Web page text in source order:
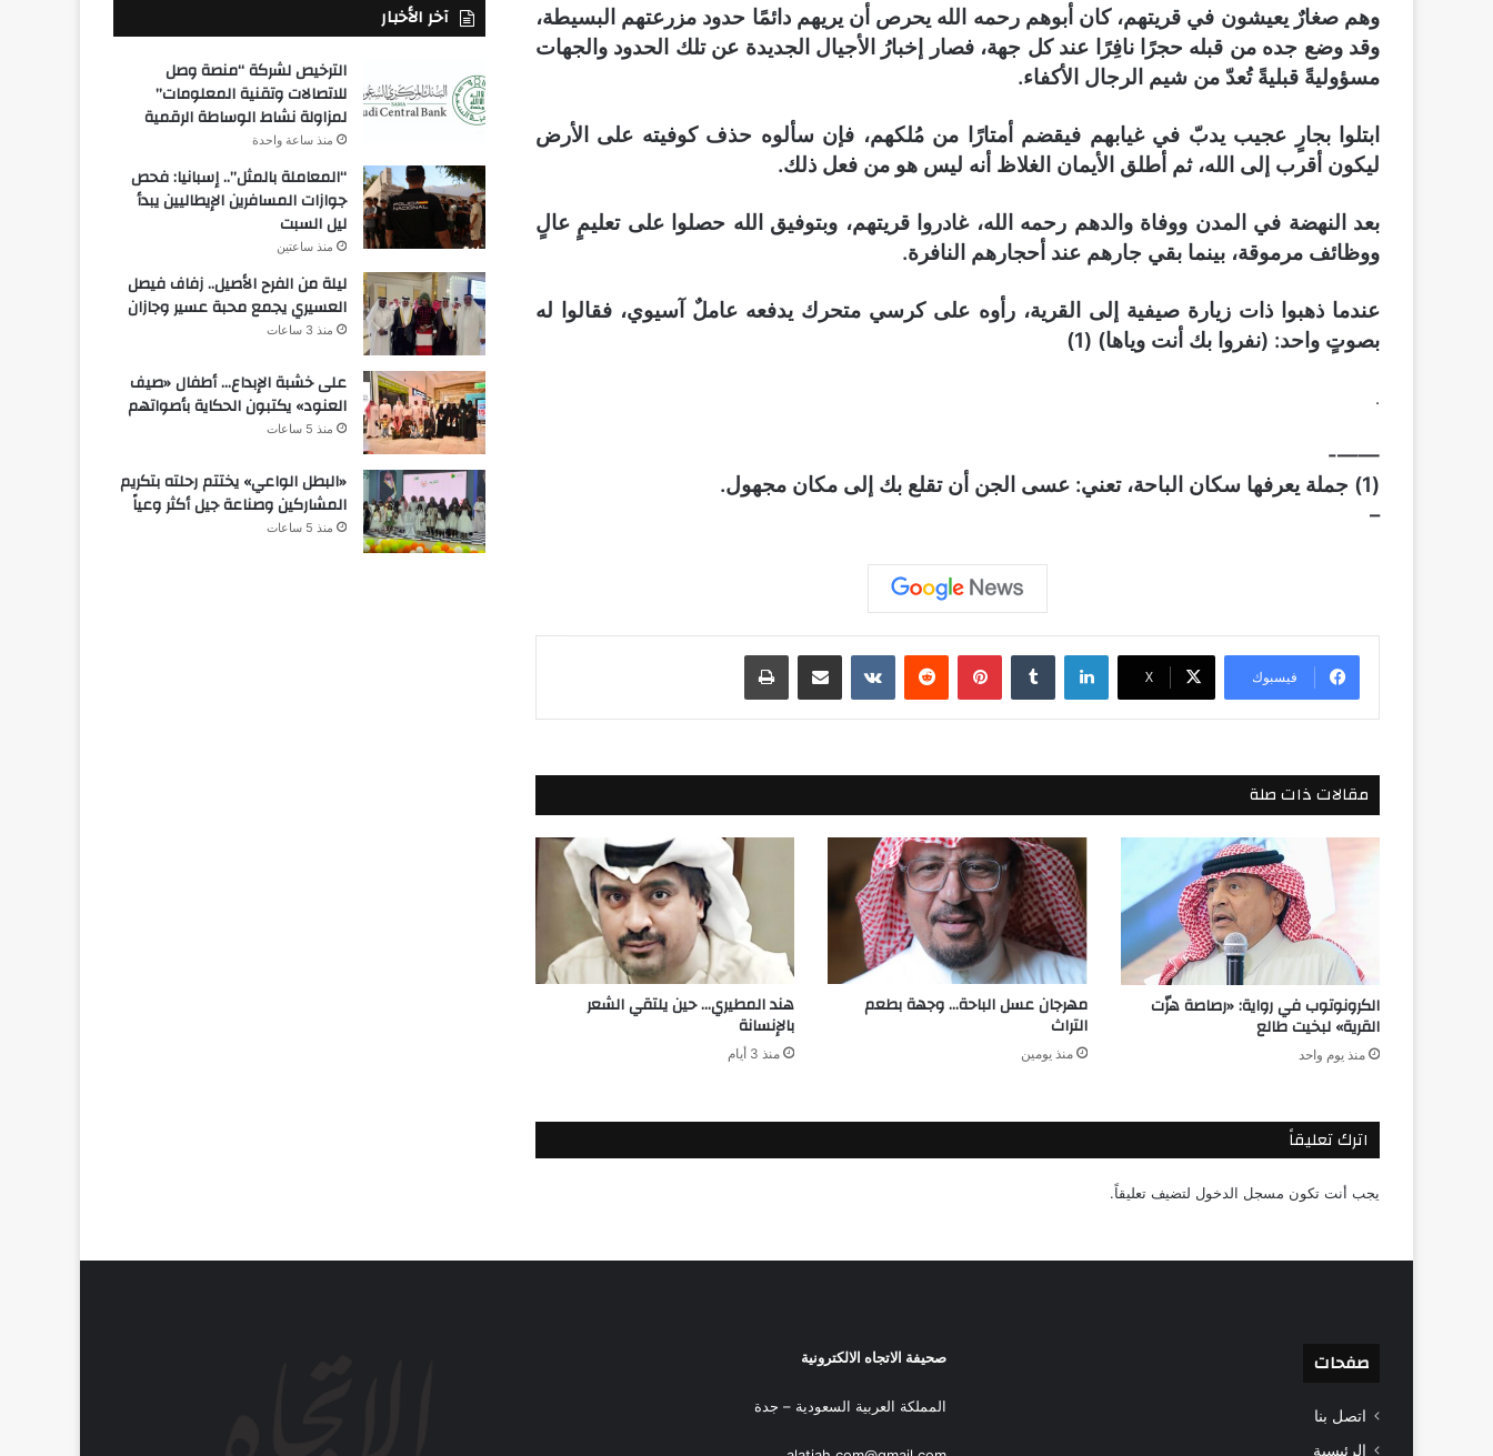
وهم صغارٌ يعيشون في قريتهم، كان أبوهم رحمه الله يحرص أن يريهم دائمًا حدود مزرعتهم البسيطة،
وقد وضع جده من قبله حجرًا نافِرًا عند كل جهة، فصار إخبارُ الأجيال الجديدة عن تلك الحدود والجهات
مسؤوليةً قبليةً تُعدّ من شيم الرجال الأكفاء.
ابتلوا بجارٍ عجيب يدبّ في غيابهم فيقضم أمتارًا من مُلكهم، فإن سألوه حذف كوفيته على الأرض
ليكون أقرب إلى الله، ثم أطلق الأيمان الغلاظ أنه ليس هو من فعل ذلك.
بعد النهضة في المدن ووفاة والدهم رحمه الله، غادروا قريتهم، وبتوفيق الله حصلوا على تعليمٍ عالٍ
ووظائف مرموقة، بينما بقي جارهم عند أحجارهم النافرة.
عندما ذهبوا ذات زيارة صيفية إلى القرية، رأوه على كرسي متحرك يدفعه عاملٌ آسيوي، فقالوا له
بصوتٍ واحد: (نفروا بك أنت وياها) (1)
.
——-
(1) جملة يعرفها سكان الباحة، تعني: عسى الجن أن تقلع بك إلى مكان مجهول.
–
فيسبوك ‫X
لينكدإن بينتيريست مشاركة عبر البريد طباعة
مقالات ذات صلة
الكرونوتوب في رواية: «رصاصة هزّت
القرية» لبخيت طالع
منذ يوم واحد
مهرجان عسل الباحة… وجهة بطعم
التراث
منذ يومين
هند المطيري… حين يلتقي الشعر
بالإنسانة
منذ 3 أيام
اترك تعليقاً
يجب أنت تكون مسجل الدخول لتضيف تعليقاً.
آخر الأخبار
الترخيص لشركة “منصة وصل
للاتصالات وتقنية المعلومات”
لمزاولة نشاط الوساطة الرقمية
منذ ساعة واحدة
“المعاملة بالمثل”.. إسبانيا: فحص
جوازات المسافرين الإيطاليين يبدأ
ليل السبت
منذ ساعتين
ليلة من الفرح الأصيل.. زفاف فيصل
العسيري يجمع محبة عسير وجازان
منذ 3 ساعات
على خشبة الإبداع… أطفال «صيف
العنود» يكتبون الحكاية بأصواتهم
منذ 5 ساعات
«البطل الواعي» يختتم رحلته بتكريم
المشاركين وصناعة جيل أكثر وعياً
منذ 5 ساعات
صفحات
اتصل بنا
الرئيسية
صحيفة الاتجاه الالكترونية
المملكة العربية السعودية – جدة